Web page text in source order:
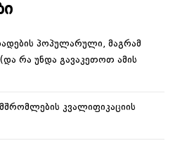
პოპულარული, მაგრამ
რა უნდა გავაკეთოთ ამის
კვალიფიკაციის